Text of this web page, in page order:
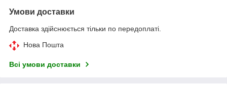
Умови доставки
Доставка здійснюється тільки по передоплаті.
Нова Пошта
Всі умови доставки